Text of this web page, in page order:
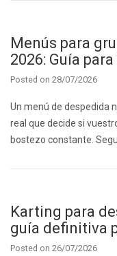
Menús para
2026: Guía
Posted on 28/07/2026
Un menú de despedida
real que decide si
bostezo constante.
Karting para
guía definitiva
Posted on 26/07/2026